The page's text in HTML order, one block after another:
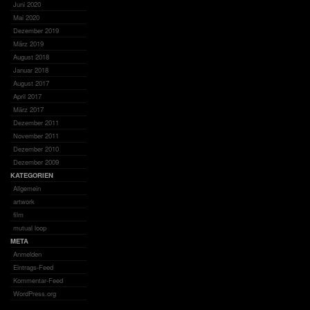
Juni 2020
Mai 2020
Dezember 2019
März 2019
August 2018
Januar 2018
August 2017
April 2017
März 2017
Dezember 2011
November 2011
Dezember 2010
Dezember 2009
KATEGORIEN
Allgemein
artwork
film
mutual loop
META
Anmelden
Eintrags-Feed
Kommentar-Feed
WordPress.org